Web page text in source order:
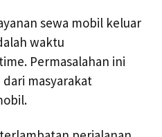
sewa mobil keluar
waktu
Permasalahan ini
masyarakat